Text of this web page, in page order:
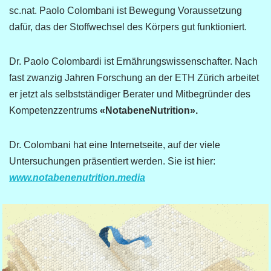
sc.nat. Paolo Colombani ist Bewegung Voraussetzung
dafür, das der Stoffwechsel des Körpers gut funktioniert.
Dr. Paolo Colombardi ist Ernährungswissenschafter. Nach
fast zwanzig Jahren Forschung an der ETH Zürich arbeitet
er jetzt als selbstständiger Berater und Mitbegründer des
Kompetenzzentrums «NotabeneNutrition».
Dr. Colombani hat eine Internetseite, auf der viele
Untersuchungen präsentiert werden. Sie ist hier:
www.notabenenutrition.media